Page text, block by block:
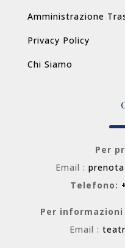
Amministrazione
Privacy Policy
Chi Siamo
Per
Email :
Telefono:
Per
Email :